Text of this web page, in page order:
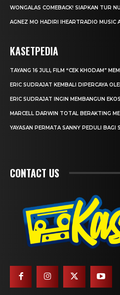
WONGALAS COMEBACK! SIAPKAN TUR
AGNEZ MO HADIRI IHEARTRADIO MUSIC
KASETPEDIA
TAYANG 16 JULI, FILM “CEK KHODAM”
ERIC SUDRAJAT KEMBALI DIPERCAYA
ERIC SUDRAJAT INGIN MEMBANGUN
MARCELL DARWIN TOTAL BERAKTING
YAYASAN PERMATA SANNY PEDULI BAGI
CONTACT US